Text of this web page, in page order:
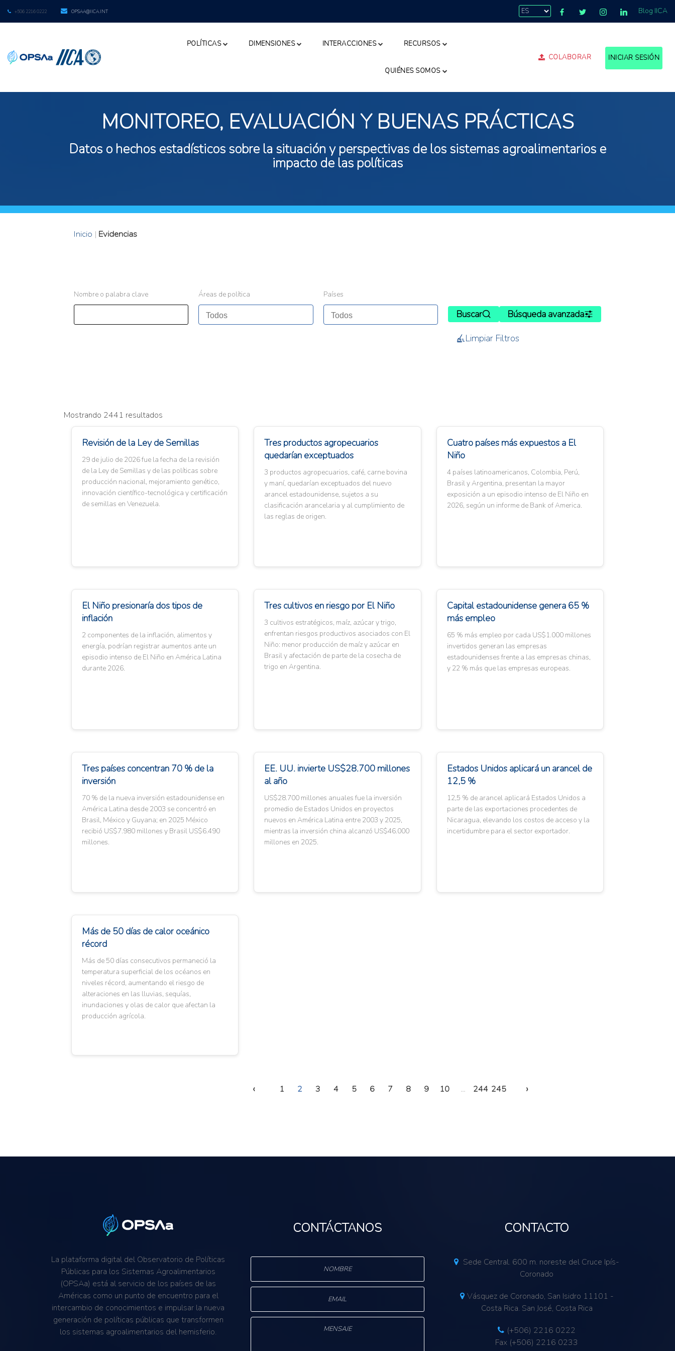
+506 2216 0222 OPSAA@IICA.INT Blog IICA
POLÍTICAS DIMENSIONES INTERACCIONES RECURSOS
QUIÉNES SOMOS
COLABORAR INICIAR SESIÓN
MONITOREO, EVALUACIÓN Y BUENAS PRÁCTICAS
Datos o hechos estadísticos sobre la situación y perspectivas de los sistemas agroalimentarios e
impacto de las políticas
Inicio | Evidencias
Nombre o palabra clave Áreas de política Países
Buscar
Búsqueda avanzada
Limpiar Filtros
Mostrando 2441 resultados
Revisión de la Ley de Semillas
29 de julio de 2026 fue la fecha de la revisión
de la Ley de Semillas y de las políticas sobre
producción nacional, mejoramiento genético,
innovación científico-tecnológica y certificación
de semillas en Venezuela.
Tres productos agropecuarios
quedarían exceptuados
3 productos agropecuarios, café, carne bovina
y maní, quedarían exceptuados del nuevo
arancel estadounidense, sujetos a su
clasificación arancelaria y al cumplimiento de
las reglas de origen.
Cuatro países más expuestos a El
Niño
4 países latinoamericanos, Colombia, Perú,
Brasil y Argentina, presentan la mayor
exposición a un episodio intenso de El Niño en
2026, según un informe de Bank of America.
El Niño presionaría dos tipos de
inflación
2 componentes de la inflación, alimentos y
energía, podrían registrar aumentos ante un
episodio intenso de El Niño en América Latina
durante 2026.
Tres cultivos en riesgo por El Niño
3 cultivos estratégicos, maíz, azúcar y trigo,
enfrentan riesgos productivos asociados con El
Niño: menor producción de maíz y azúcar en
Brasil y afectación de parte de la cosecha de
trigo en Argentina.
Capital estadounidense genera 65 %
más empleo
65 % más empleo por cada US$1.000 millones
invertidos generan las empresas
estadounidenses frente a las empresas chinas,
y 22 % más que las empresas europeas.
Tres países concentran 70 % de la
inversión
70 % de la nueva inversión estadounidense en
América Latina desde 2003 se concentró en
Brasil, México y Guyana; en 2025 México
recibió US$7.980 millones y Brasil US$6.490
millones.
EE. UU. invierte US$28.700 millones
al año
US$28.700 millones anuales fue la inversión
promedio de Estados Unidos en proyectos
nuevos en América Latina entre 2003 y 2025,
mientras la inversión china alcanzó US$46.000
millones en 2025.
Estados Unidos aplicará un arancel de
12,5 %
12,5 % de arancel aplicará Estados Unidos a
parte de las exportaciones procedentes de
Nicaragua, elevando los costos de acceso y la
incertidumbre para el sector exportador.
Más de 50 días de calor oceánico
récord
Más de 50 días consecutivos permaneció la
temperatura superficial de los océanos en
niveles récord, aumentando el riesgo de
alteraciones en las lluvias, sequías,
inundaciones y olas de calor que afectan la
producción agrícola.
‹ 1 2 3 4 5 6 7 8 9 10 ... 244 245 ›
La plataforma digital del Observatorio de Políticas
Públicas para los Sistemas Agroalimentarios
(OPSAa) está al servicio de los países de las
Américas como un punto de encuentro para el
intercambio de conocimientos e impulsar la nueva
generación de políticas públicas que transformen
los sistemas agroalimentarios del hemisferio.
CONTÁCTANOS CONTACTO
Sede Central. 600 m. noreste del Cruce Ipís-
Coronado
Vásquez de Coronado, San Isidro 11101 -
Costa Rica. San José, Costa Rica
(+506) 2216 0222
Fax (+506) 2216 0233